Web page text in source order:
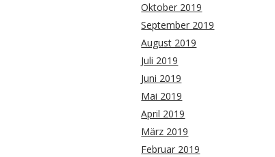
Oktober 2019
September 2019
August 2019
Juli 2019
Juni 2019
Mai 2019
April 2019
März 2019
Februar 2019